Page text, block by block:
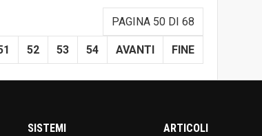
PAGINA 50 DI 68
52 53 54 AVANTI FINE
SISTEMI ARTICOLI